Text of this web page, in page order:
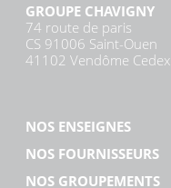
GROUPE CHAVIGNY
74 route de paris
CS 91006 Saint-Ouen
41102 Vendôme Cedex
NOS ENSEIGNES
NOS FOURNISSEURS
NOS GROUPEMENTS